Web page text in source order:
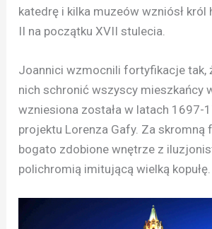
katedrę i kilka muzeów wzniósł król
II na początku XVII stulecia.
Joannici wzmocnili fortyfikacje tak,
nich schronić wszyscy mieszkańcy
wzniesiona została w latach 1697-
projektu Lorenza Gafy. Za skromną
bogato zdobione wnętrze z
polichromią imitującą wielką kopułę.